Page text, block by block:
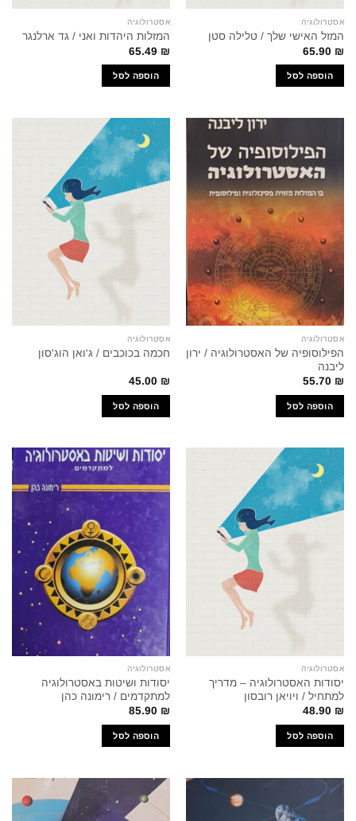
אסטרולוגיה
המזל האישי שלך / טלילה סטן
65.90 ₪
הוספה לסל
אסטרולוגיה
המזלות היהדות ואני / גד ארלנגר
65.49 ₪
הוספה לסל
אסטרולוגיה
הפילוסופיה של האסטרולוגיה / ירון
ליבנה
55.70 ₪
הוספה לסל
אסטרולוגיה
חכמה בכוכבים / ג'ואן הוג'סון
45.00 ₪
הוספה לסל
אסטרולוגיה
יסודות האסטרולוגיה – מדריך
למתחיל / ויויאן רובסון
48.90 ₪
הוספה לסל
אסטרולוגיה
יסודות ושיטות באסטרולוגיה
למתקדמים / רימונה כהן
85.90 ₪
הוספה לסל